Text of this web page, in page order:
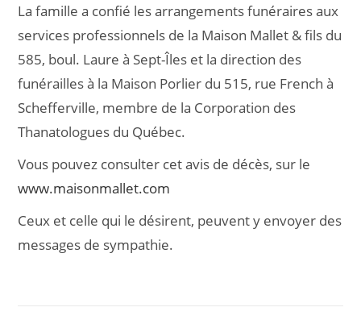
La famille a confié les arrangements funéraires aux
services professionnels de la Maison Mallet & fils du
585, boul. Laure à Sept-Îles et la direction des
funérailles à la Maison Porlier du 515, rue French à
Schefferville, membre de la Corporation des
Thanatologues du Québec.
Vous pouvez consulter cet avis de décès, sur le
www.maisonmallet.com
Ceux et celle qui le désirent, peuvent y envoyer des
messages de sympathie.